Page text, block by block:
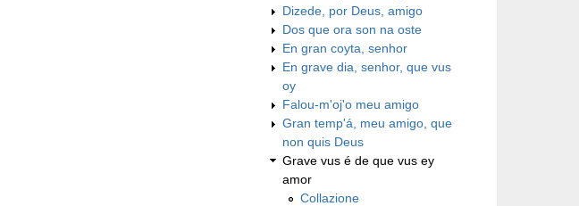
Dizede, por Deus, amigo
Dos que ora son na oste
En gran coyta, senhor
En grave dia, senhor, que vus
oy
Falou-m'oj'o meu amigo
Gran temp'á, meu amigo, que
non quis Deus
Grave vus é de que vus ey
amor
Collazione